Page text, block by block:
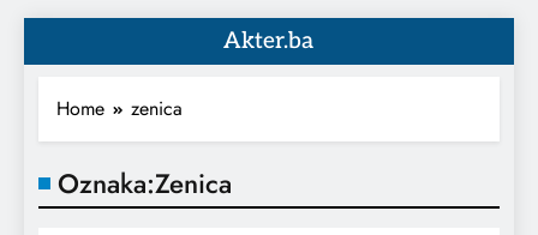
Akter.ba
Home zenica
Oznaka:Zenica